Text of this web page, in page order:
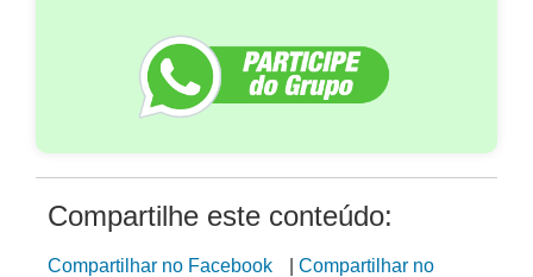
Compartilhe este conteúdo:
Compartilhar no Facebook
Compartilhar no